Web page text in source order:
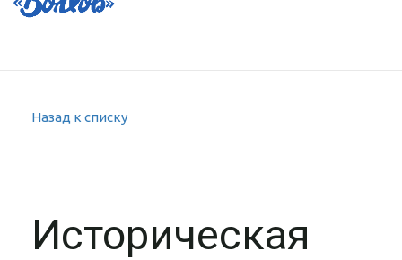
Назад к списку
Историческая